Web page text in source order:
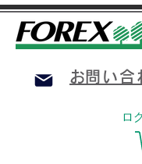
お問い合
ロ